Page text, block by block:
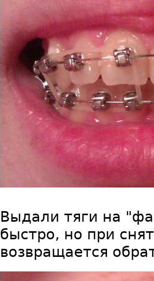
Выдали тяги на
быстро, но при
возвращается